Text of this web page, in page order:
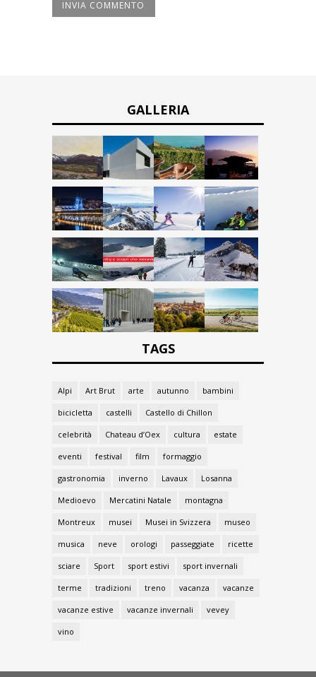
GALLERIA
TAGS
Alpi Art Brut arte autunno bambini
bicicletta castelli Castello di Chillon
celebrità Chateau d’Oex cultura estate
eventi festival film formaggio
gastronomia inverno Lavaux Losanna
Medioevo Mercatini Natale montagna
Montreux musei Musei in Svizzera museo
musica neve orologi passeggiate ricette
sciare Sport sport estivi sport invernali
terme tradizioni treno vacanza vacanze
vacanze estive vacanze invernali vevey
vino